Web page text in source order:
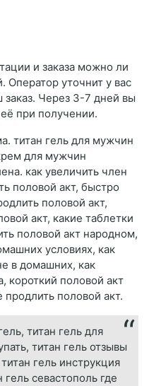
и заказа можно ли
Оператор уточнит у вас
Через 3-7 дней вы
при получении.
титан гель для мужчин
для мужчин
как увеличить член
половой акт, быстро
половой акт,
акт, какие таблетки
половой акт народном,
условиях, как
в домашних, как
короткий половой акт
продлить половой акт.
титан гель для
титан гель отзывы
гель инструкция
севастополь где